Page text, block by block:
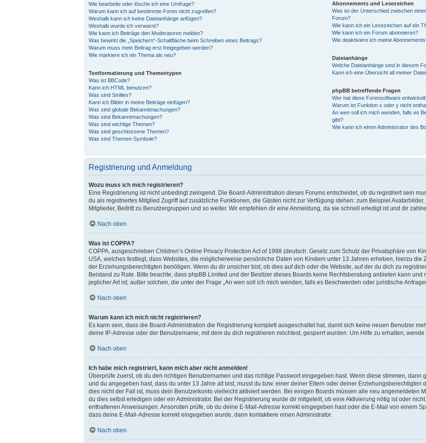
Wie bearbeite oder lösche ich eine Umfrage?
Warum kann ich auf bestimmte Foren nicht zugreifen?
Weshalb kann ich keine Dateianhänge anfügen?
Weshalb wurde ich verwarnt?
Wie kann ich Beiträge den Moderatoren melden?
Was bewirkt die „Speichern“-Schaltfläche beim Schreiben eines Beitrags?
Warum muss mein Beitrag erst freigegeben werden?
Wie markiere ich ein Thema als neu?
Textformatierung und Thementypen
Was ist BBCode?
Kann ich HTML benutzen?
Was sind Smilies?
Kann ich Bilder in meine Beiträge einfügen?
Was sind globale Bekanntmachungen?
Was sind Bekanntmachungen?
Was sind wichtige Themen?
Was sind geschlossene Themen?
Was sind Themen-Symbole?
Abonnements und Lesezeichen
Was ist der Unterschied zwischen
Forum?
Wie kann ich ein Lesezeichen auf ein
Wie kann ich ein Forum abonnieren?
Wie deaktiviere ich meine
Dateianhänge
Welche Dateianhänge sind in diesem
Kann ich eine Übersicht all meiner
phpBB betreffende Fragen
Wer hat diese Forensoftware
Warum ist Funktion x oder y nicht
An wen soll ich mich wenden, falls es
gibt?
Wie kann ich einen Administrator des
Registrierung und Anmeldung
Wozu muss ich mich registrieren?
Eine Registrierung ist nicht unbedingt zwingend. Die Board-Administration dieses Forums entscheidet, ob du registriert sein
du als registriertes Mitglied Zugriff auf zusätzliche Funktionen, die Gästen nicht zur Verfügung stehen: zum Beispiel
Mitglieder, Beitritt zu Benutzergruppen und so weiter. Wir empfehlen dir eine Anmeldung, da sie schnell erledigt ist und dir
Nach oben
Was ist COPPA?
COPPA, ausgeschrieben Children’s Online Privacy Protection Act of 1998 (deutsch: Gesetz zum Schutz der Privatsphäre von
USA, welches festlegt, dass Websites, die möglicherweise persönliche Daten von Kindern unter 13 Jahren erheben, hierzu
der Erziehungsberechtigten benötigen. Wenn du dir unsicher bist, ob dies auf dich oder die Website, auf der du dich zu
Beistand zu Rate. Bitte beachte, dass phpBB Limited und der Besitzer dieses Boards keine Rechtsberatung anbieten kann
jeglicher Art ist; außer solchen, die unter der Frage „An wen soll ich mich wenden, falls es Beschwerden oder juristische
Nach oben
Warum kann ich mich nicht registrieren?
Es kann sein, dass die Board-Administration die Registrierung komplett ausgeschaltet hat, damit sich keine neuen Benutzer
deine IP-Adresse oder der Benutzername, mit dem du dich registrieren möchtest, gesperrt wurden. Um Hilfe zu erhalten,
Nach oben
Ich habe mich registriert, kann mich aber nicht anmelden!
Überprüfe zuerst, ob du den richtigen Benutzernamen und das richtige Passwort eingegeben hast. Wenn diese stimmen, dann
und du angegeben hast, dass du unter 13 Jahre alt bist, musst du bzw. einer deiner Eltern oder deiner Erziehungsberechtigten
dies nicht der Fall ist, muss dein Benutzerkonto vielleicht aktiviert werden. Bei einigen Boards müssen alle neu angemeldeten
du dies selbst erledigen oder ein Administrator. Bei der Registrierung wurde dir mitgeteilt, ob eine Aktivierung nötig ist oder
enthaltenen Anweisungen. Ansonsten prüfe, ob du deine E-Mail-Adresse korrekt eingegeben hast oder die E-Mail von einem
dass deine E-Mail-Adresse korrekt eingegeben wurde, dann kontaktiere einen Administrator.
Nach oben